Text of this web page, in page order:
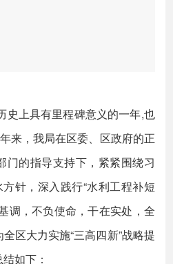
史上具有里程碑意义的一年,也
来，我局在区委、区政府的正
门的指导支持下，紧紧围绕习
针，深入践行“水利工程补短
调，不负使命，干在实处，全
区大力实施“三高四新”战略提
如下：